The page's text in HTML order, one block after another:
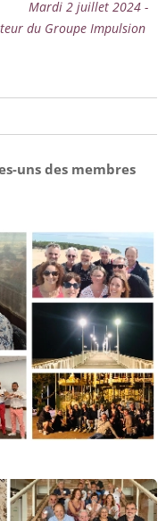
2024 -
du Groupe Impulsion
uns des membres